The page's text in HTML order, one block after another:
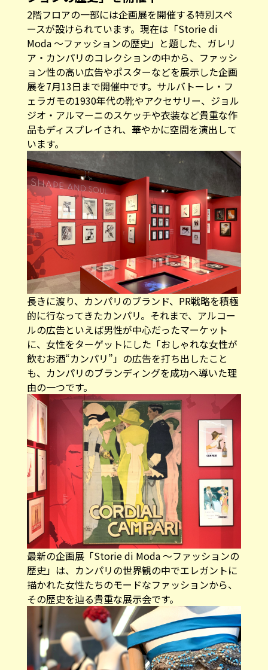
2階フロアの一部には企画展を開催する特別スペ
ースが設けられています。現在は「Storie di
Moda 〜ファッションの歴史」と題した、ガレリ
ア・カンパリのコレクションの中から、ファッシ
ョン性の高い広告やポスターなどを展示した企画
展を7月13日まで開催中です。サルバトーレ・フ
ェラガモの1930年代の靴やアクセサリー、ジョル
ジオ・アルマーニのスケッチや衣装など貴重な作
品もディスプレイされ、華やかに空間を演出して
います。
長きに渡り、カンパリのブランド、PR戦略を積極
的に行なってきたカンパリ。それまで、アルコー
ルの広告といえば男性が中心だったマーケット
に、女性をターゲットにした「おしゃれな女性が
飲むお酒“カンパリ”」の広告を打ち出したこと
も、カンパリのブランディングを成功へ導いた理
由の一つです。
最新の企画展「Storie di Moda 〜ファッションの
歴史」は、カンパリの世界観の中でエレガントに
描かれた女性たちのモードなファッションから、
その歴史を辿る貴重な展示会です。